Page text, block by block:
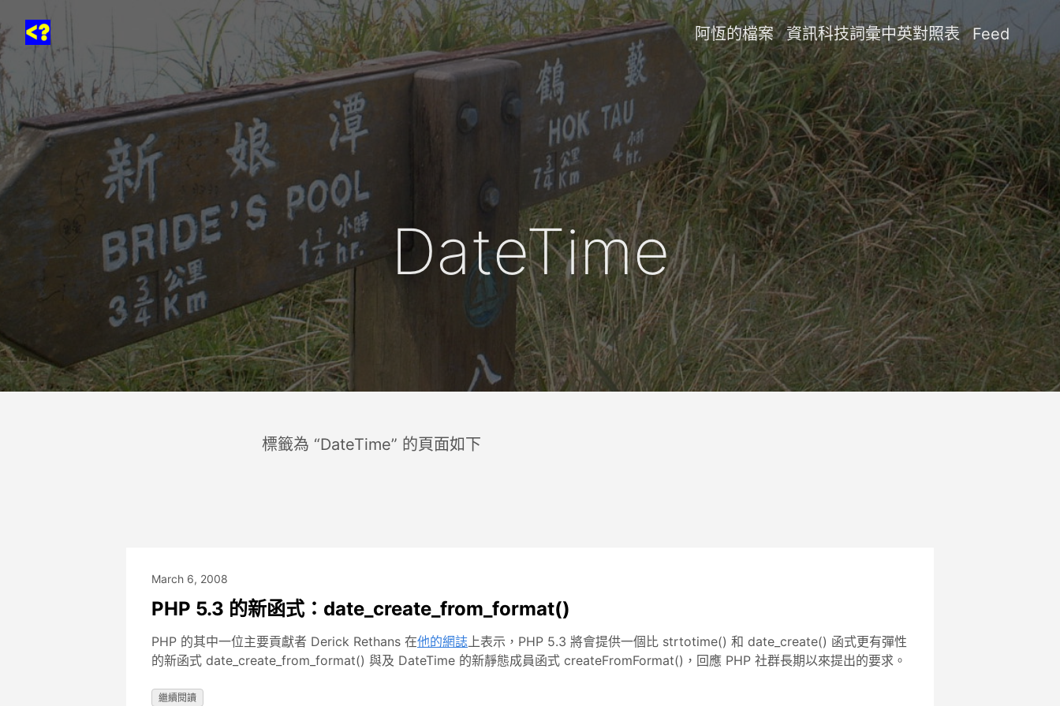
阿恆的檔案 資訊科技詞彙中英對照表 Feed
DateTime
標籤為 “DateTime” 的頁面如下
March 6, 2008
PHP 5.3 的新函式：date_create_from_format()
PHP 的其中一位主要貢獻者 Derick Rethans 在他的網誌 上表示，PHP 5.3 將會提供一個比 strtotime() 和 date_create() 函式更有彈性
的新函式 date_create_from_format() 與及 DateTime 的新靜態成員函式 createFromFormat()，回應 PHP 社群長期以來提出的要求。
繼續閱讀